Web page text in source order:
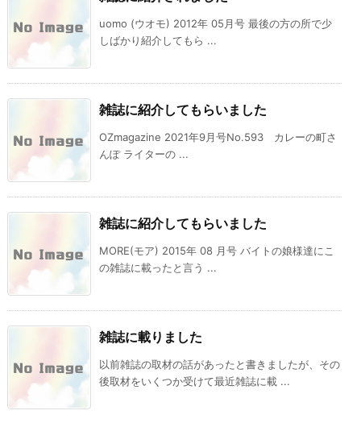
uomo (ウオモ) 2012年 05月号 最後の方の所で少
しばかり紹介してもら ...
雑誌に紹介してもらいました
OZmagazine 2021年9月号No.593 カレーの町さ
んぽ ライターの ...
雑誌に紹介してもらいました
MORE(モア) 2015年 08 月号 バイトの娘様達にこ
の雑誌に載ったと言う ...
雑誌に載りました
以前雑誌の取材の話があったと書きましたが、その
後取材をいくつか受けて最近雑誌に載 ...